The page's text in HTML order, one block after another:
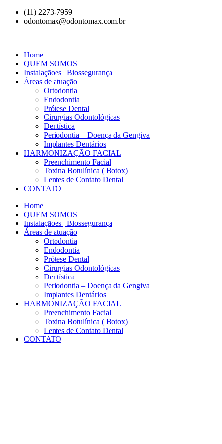
(11) 2273-7959
odontomax@odontomax.com.br
Home
QUEM SOMOS
Instalaçãoes | Biossegurança
Áreas de atuação
Ortodontia
Endodontia
Prótese Dental
Cirurgias Odontológicas
Dentística
Periodontia – Doença da Gengiva
Implantes Dentários
HARMONIZAÇÃO FACIAL
Preenchimento Facial
Toxina Botulínica ( Botox)
Lentes de Contato Dental
CONTATO
Home
QUEM SOMOS
Instalaçãoes | Biossegurança
Áreas de atuação
Ortodontia
Endodontia
Prótese Dental
Cirurgias Odontológicas
Dentística
Periodontia – Doença da Gengiva
Implantes Dentários
HARMONIZAÇÃO FACIAL
Preenchimento Facial
Toxina Botulínica ( Botox)
Lentes de Contato Dental
CONTATO